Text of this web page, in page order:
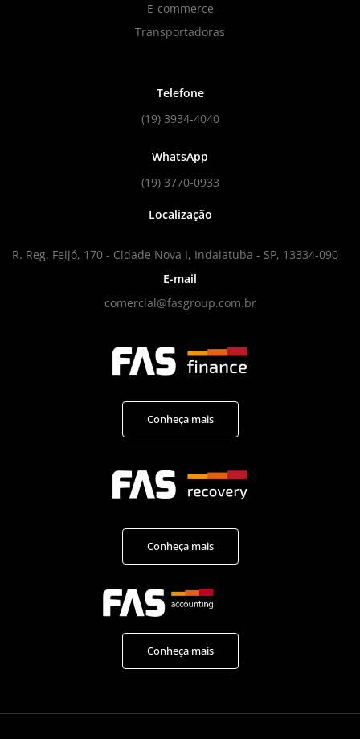
E-commerce
Transportadoras
Telefone
(19) 3934-4040
WhatsApp
(19) 3770-0933
Localização
R. Reg. Feijó, 170 - Cidade Nova I, Indaiatuba - SP, 13334-090
E-mail
comercial@fasgroup.com.br
Conheça mais
Conheça mais
Conheça mais